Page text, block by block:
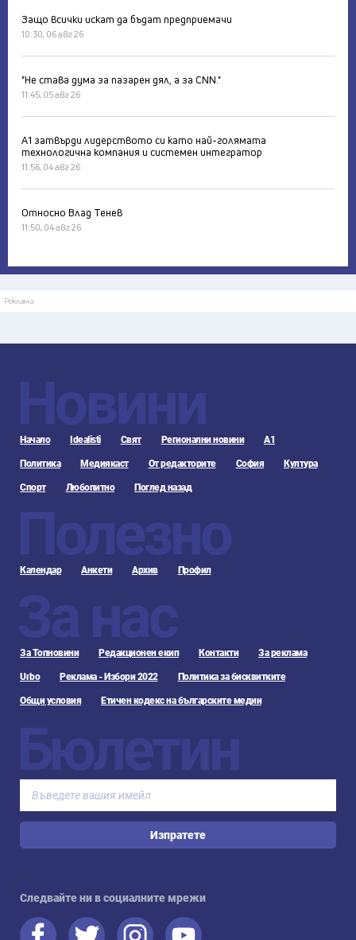
Защо всички искат да бъдат предприемачи
10:30, 06 авг 26
"Не става дума за пазарен дял, а за CNN."
11:45, 05 авг 26
А1 затвърди лидерството си като най-голямата
технологична компания и системен интегратор
11:56, 04 авг 26
Относно Влад Тенев
11:50, 04 авг 26
Реклама
Новини
Начало Idealisti Свят Регионални новини А1
Политика Медиякаст От редакторите София Култура
Спорт Любопитно Поглед назад
Полезно
Календар Анкети Архив Профил
За нас
За Топновини Редакционен екип Контакти За реклама
Urbo Реклама - Избори 2022 Политика за бисквитките
Общи условия Етичен кодекс на българските медии
Бюлетин
Изпратете
Следвайте ни в социалните мрежи